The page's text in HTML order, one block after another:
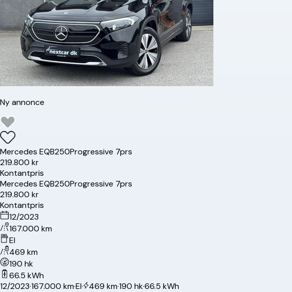
Ny annonce
Mercedes EQB250Progressive 7prs
219.800 kr
Kontantpris
Mercedes EQB250Progressive 7prs
219.800 kr
Kontantpris
12/2023
167.000 km
El
469 km
190 hk
66.5 kWh
12/2023·167.000 km·El· 469 km·190 hk·66.5 kWh